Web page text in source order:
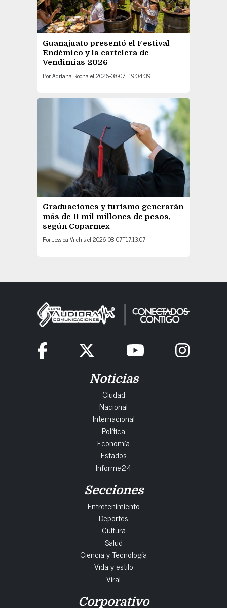
Guanajuato presentó el Festival
Endémico y la cartelera de
Vendimias 2026
PorAdriana Rocha el 2026-08-07T19:04:39
Graduaciones y turismo generarán
más de 11 mil millones de pesos,
según Coparmex
PorJessica Vilchisel 2026-08-07T17:13:07
Noticias
Ciudad
Nacional
Internacional
Política
Economía
Estados
Informe24
Secciones
Entretenimiento
Deportes
Cultura
Salud
Ciencia y Tecnología
Vida y estilo
Viral
Corporativo